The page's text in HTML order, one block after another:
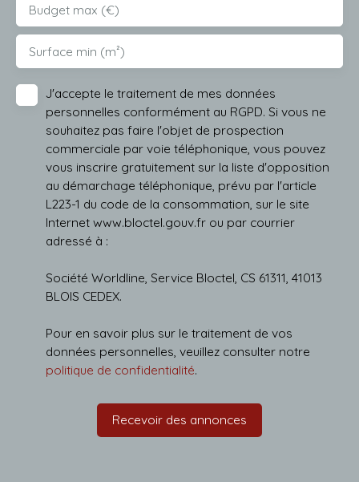
Budget max (€)
Surface min (m²)
J'accepte le traitement de mes données
personnelles conformément au RGPD. Si vous ne
souhaitez pas faire l'objet de prospection
commerciale par voie téléphonique, vous pouvez
vous inscrire gratuitement sur la liste d'opposition
au démarchage téléphonique, prévu par l'article
L223-1 du code de la consommation, sur le site
Internet www.bloctel.gouv.fr ou par courrier
adressé à :
Société Worldline, Service Bloctel, CS 61311, 41013
BLOIS CEDEX.
Pour en savoir plus sur le traitement de vos
données personnelles, veuillez consulter notre
politique de confidentialité.
Recevoir des annonces